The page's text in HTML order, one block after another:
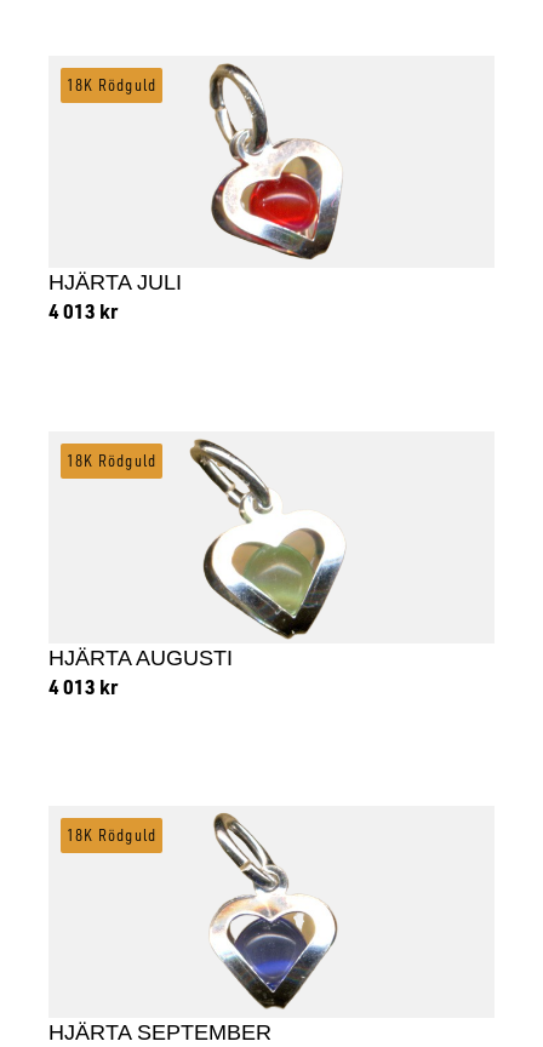
HJÄRTA JULI
4 013 kr
18K Rödguld
HJÄRTA AUGUSTI
4 013 kr
18K Rödguld
HJÄRTA SEPTEMBER
18K Rödguld